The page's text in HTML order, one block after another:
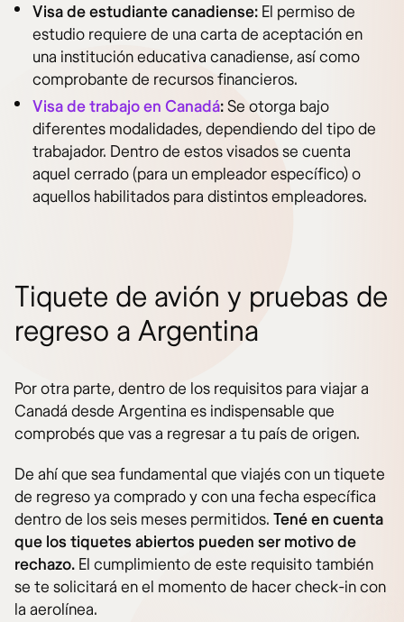
Visa de estudiante canadiense: El permiso de
estudio requiere de una carta de aceptación en
una institución educativa canadiense, así como
comprobante de recursos financieros.
Visa de trabajo en Canadá:Se otorga bajo
diferentes modalidades, dependiendo del tipo de
trabajador. Dentro de estos visados se cuenta
aquel cerrado (para un empleador específico) o
aquellos habilitados para distintos empleadores.
Tiquete de avión y pruebas de
regreso a Argentina
Por otra parte, dentro de los requisitos para viajar a
Canadá desde Argentina es indispensable que
comprobés que vas a regresar a tu país de origen.
De ahí que sea fundamental que viajés con un tiquete
de regreso ya comprado y con una fecha específica
dentro de los seis meses permitidos. Tené en cuenta
que los tiquetes abiertos pueden ser motivo de
rechazo. El cumplimiento de este requisito también
se te solicitará en el momento de hacer check-in con
la aerolínea.